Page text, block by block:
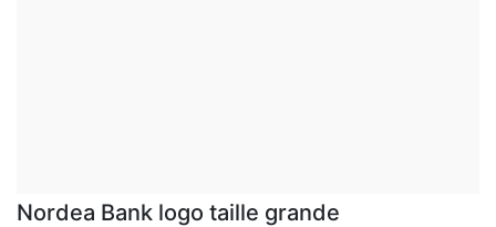
Nordea Bank logo taille grande